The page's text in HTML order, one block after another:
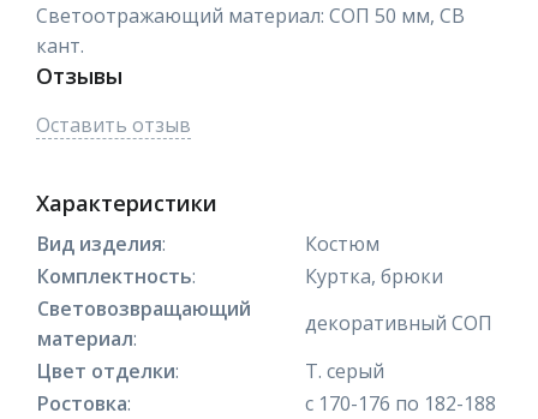
Светоотражающий материал: СОП 50 мм, СВ
кант.
Отзывы
Оставить отзыв
Характеристики
Вид изделия:
Костюм
Комплектность:
Куртка, брюки
Световозвращающий
материал:
декоративный СОП
Цвет отделки:
Т. серый
Ростовка:
с 170-176 по 182-188